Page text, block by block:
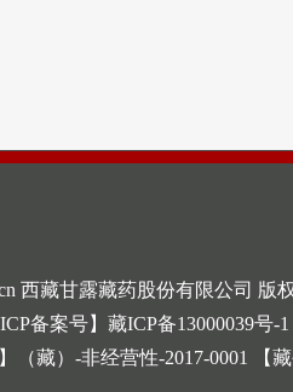
西藏甘露藏药股份有限公司 版
ICP备案号】藏ICP备13000039号-1
（藏）-非经营性-2017-0001 【